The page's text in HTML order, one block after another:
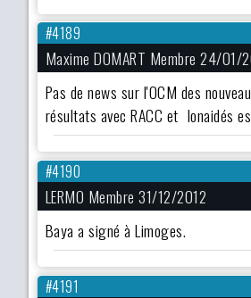
#4189
Maxime DOMART Membre 24/01/
Pas de news sur l'OCM des
résultats avec RACC et Ionaidés
#4190
LERMO Membre 31/12/2012
Baya a signé à Limoges.
#4191